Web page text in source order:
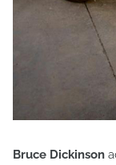
Bruce Dickinson